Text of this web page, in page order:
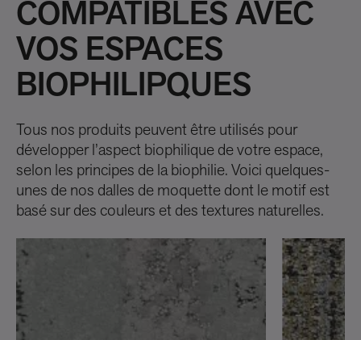
COMPATIBLES AVEC
VOS ESPACES
BIOPHILIPQUES
Tous nos produits peuvent être utilisés pour
développer l’aspect biophilique de votre espace,
selon les principes de la biophilie. Voici quelques-
unes de nos dalles de moquette dont le motif est
basé sur des couleurs et des textures naturelles.